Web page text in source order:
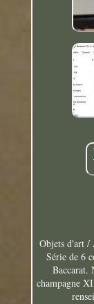
Objets d'art
Série de 6
Baccarat.
champagne